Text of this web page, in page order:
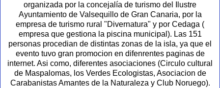
organizada por la concejalía de turismo del Ilustre
Ayuntamiento de Valsequillo de Gran Canaria, por la
empresa de turismo rural "Divernatura" y por Cedaga (
empresa que gestiona la piscina municipal). Las 151
personas procedian de distintas zonas de la isla, ya que el
evento tuvo gran promocion en difenrentes paginas de
internet. Asi como, diferentes asociaciones (Circulo cultural
de Maspalomas, los Verdes Ecologistas, Asociacion de
Carabanistas Amantes de la Naturaleza y Club Noruego).